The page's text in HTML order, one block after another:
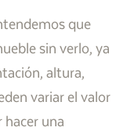
que
sin verlo, ya
altura,
variar el valor
hacer una